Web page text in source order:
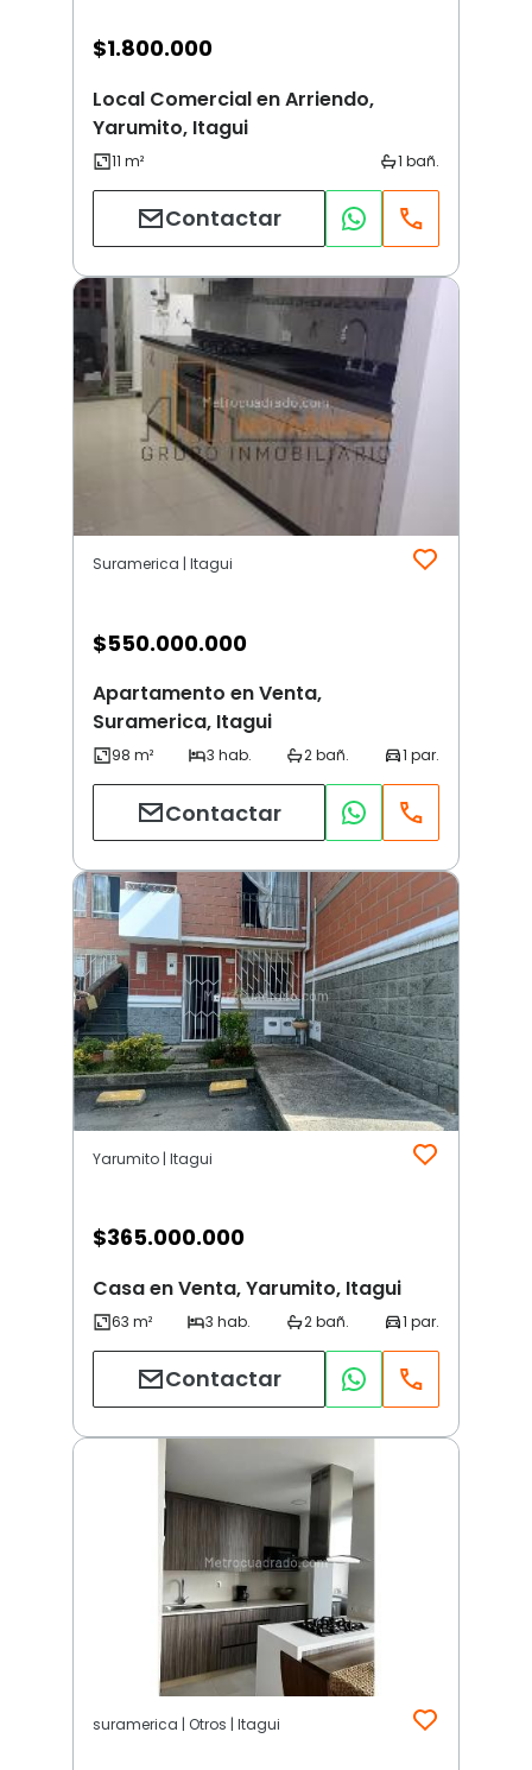
$1.800.000
Local Comercial en Arriendo,
Yarumito, Itagui
Contactar
Suramerica | Itagui
$550.000.000
Apartamento en Venta,
Suramerica, Itagui
Contactar
Yarumito | Itagui
$365.000.000
Casa en Venta, Yarumito, Itagui
Contactar
suramerica | Otros | Itagui